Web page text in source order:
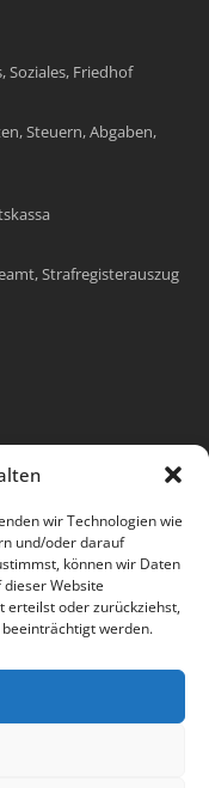
wir Technologien wie
und/oder darauf
können wir Daten
Website
erteilst oder zurückziehst,
werden.
Soziales, Friedhof
Steuern, Abgaben,
Strafregisterauszug